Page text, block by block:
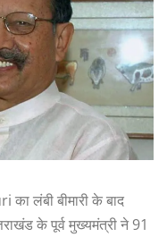
लंबी बीमारी के बाद
के पूर्व मुख्यमंत्री ने 91